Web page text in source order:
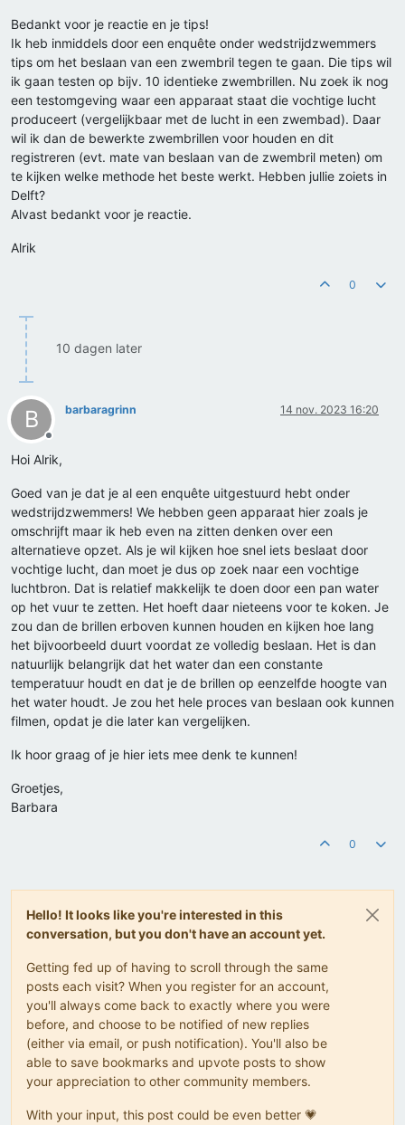
Bedankt voor je reactie en je tips!
Ik heb inmiddels door een enquête onder wedstrijdzwemmers
tips om het beslaan van een zwembril tegen te gaan. Die tips wil
ik gaan testen op bijv. 10 identieke zwembrillen. Nu zoek ik nog
een testomgeving waar een apparaat staat die vochtige lucht
produceert (vergelijkbaar met de lucht in een zwembad). Daar
wil ik dan de bewerkte zwembrillen voor houden en dit
registreren (evt. mate van beslaan van de zwembril meten) om
te kijken welke methode het beste werkt. Hebben jullie zoiets in
Delft?
Alvast bedankt voor je reactie.
Alrik
0
10 dagen later
B
Offline
barbaragrinn 14 nov. 2023 16:20
Hoi Alrik,
Goed van je dat je al een enquête uitgestuurd hebt onder
wedstrijdzwemmers! We hebben geen apparaat hier zoals je
omschrijft maar ik heb even na zitten denken over een
alternatieve opzet. Als je wil kijken hoe snel iets beslaat door
vochtige lucht, dan moet je dus op zoek naar een vochtige
luchtbron. Dat is relatief makkelijk te doen door een pan water
op het vuur te zetten. Het hoeft daar nieteens voor te koken. Je
zou dan de brillen erboven kunnen houden en kijken hoe lang
het bijvoorbeeld duurt voordat ze volledig beslaan. Het is dan
natuurlijk belangrijk dat het water dan een constante
temperatuur houdt en dat je de brillen op eenzelfde hoogte van
het water houdt. Je zou het hele proces van beslaan ook kunnen
filmen, opdat je die later kan vergelijken.
Ik hoor graag of je hier iets mee denk te kunnen!
Groetjes,
Barbara
0
Hello! It looks like you're interested in this
conversation, but you don't have an account yet.
Getting fed up of having to scroll through the same
posts each visit? When you register for an account,
you'll always come back to exactly where you were
before, and choose to be notified of new replies
(either via email, or push notification). You'll also be
able to save bookmarks and upvote posts to show
your appreciation to other community members.
With your input, this post could be even better 💗